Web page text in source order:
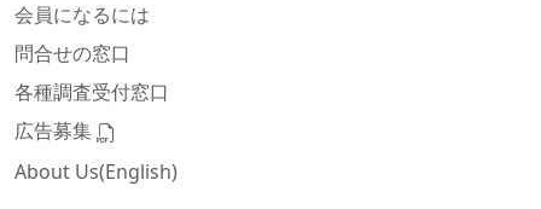
会員になるには
問合せの窓口
各種調査受付窓口
広告募集
About Us(English)